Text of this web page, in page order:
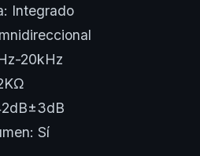
Integrado
20kHz
Sí